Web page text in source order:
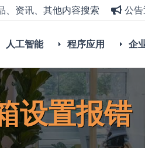
、资讯、其他内容搜索 公
人工智能 程序应用 企
设置报错